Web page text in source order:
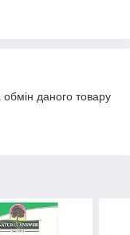
даного товару